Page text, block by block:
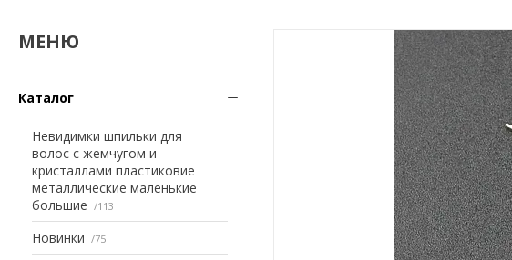
Каталог
Невидимки шпильки для
волос с жемчугом и
кристаллами пластиковие
металлические маленькие
большие
113
Новинки 75